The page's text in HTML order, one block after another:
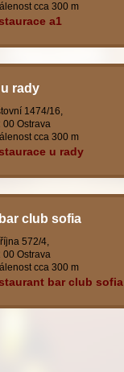
cca 300 m
a1
rady
1474/16,
00 Ostrava
cca 300 m
u rady
club sofia
572/4,
00 Ostrava
cca 300 m
bar club sofia